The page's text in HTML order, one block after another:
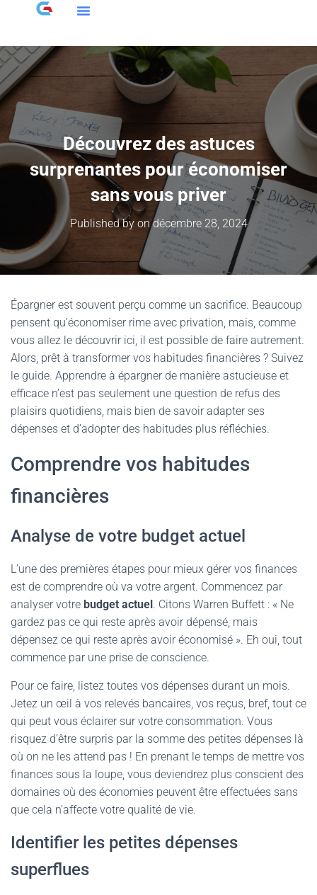
Découvrez des astuces
surprenantes pour économiser
sans vous priver
Published by ondécembre 28, 2024
Épargner est souvent perçu comme un sacrifice. Beaucoup
pensent qu’économiser rime avec privation, mais, comme
vous allez le découvrir ici, il est possible de faire autrement.
Alors, prêt à transformer vos habitudes financières ? Suivez
le guide. Apprendre à épargner de manière astucieuse et
efficace n’est pas seulement une question de refus des
plaisirs quotidiens, mais bien de savoir adapter ses
dépenses et d’adopter des habitudes plus réfléchies.
Comprendre vos habitudes
financières
Analyse de votre budget actuel
L’une des premières étapes pour mieux gérer vos finances
est de comprendre où va votre argent. Commencez par
analyser votre budget actuel. Citons Warren Buffett : « Ne
gardez pas ce qui reste après avoir dépensé, mais
dépensez ce qui reste après avoir économisé ». Eh oui, tout
commence par une prise de conscience.
Pour ce faire, listez toutes vos dépenses durant un mois.
Jetez un œil à vos relevés bancaires, vos reçus, bref, tout ce
qui peut vous éclairer sur votre consommation. Vous
risquez d’être surpris par la somme des petites dépenses là
où on ne les attend pas ! En prenant le temps de mettre vos
finances sous la loupe, vous deviendrez plus conscient des
domaines où des économies peuvent être effectuées sans
que cela n’affecte votre qualité de vie.
Identifier les petites dépenses
superflues